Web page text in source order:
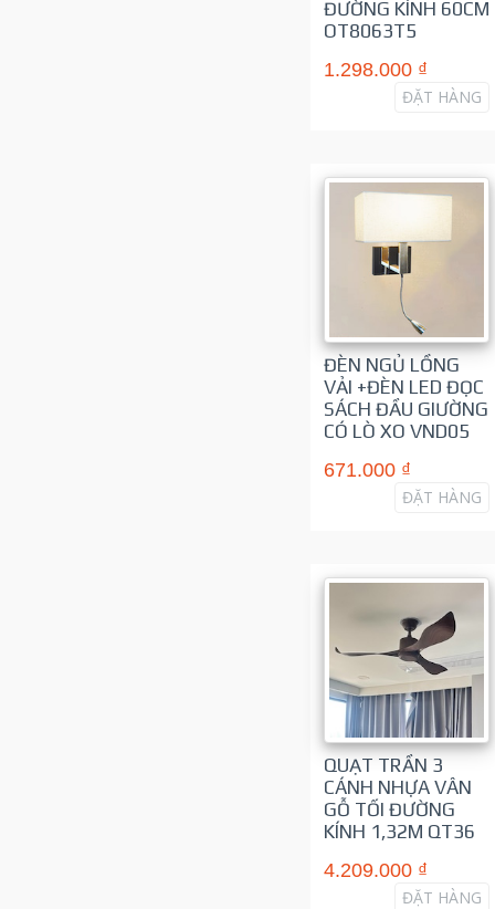
ĐƯỜNG KÍNH 60CM
OT8063T5
1.298.000 ₫
ĐẶT HÀNG
ĐÈN NGỦ LỒNG
VẢI +ĐÈN LED ĐỌC
SÁCH ĐẦU GIƯỜNG
CÓ LÒ XO VND05
671.000 ₫
ĐẶT HÀNG
QUẠT TRẦN 3
CÁNH NHỰA VÂN
GỖ TỐI ĐƯỜNG
KÍNH 1,32M QT36
4.209.000 ₫
ĐẶT HÀNG